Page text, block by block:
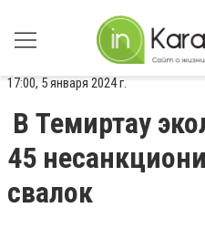
17:00, 5 января 2024 г.
В Темиртау
45
свалок